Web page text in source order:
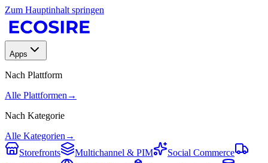
Zum Hauptinhalt springen
Apps
Nach Plattform
Alle Plattformen →
Nach Kategorie
Alle Kategorien →
Storefronts
Multichannel & PIM
Social Commerce